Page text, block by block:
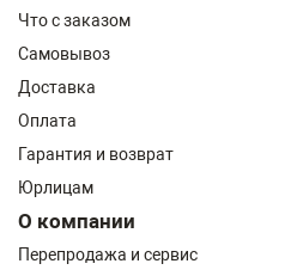
Что с заказом
Самовывоз
Доставка
Оплата
Гарантия и возврат
Юрлицам
О компании
Перепродажа и сервис